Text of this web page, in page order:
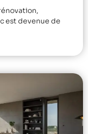
est devenue de